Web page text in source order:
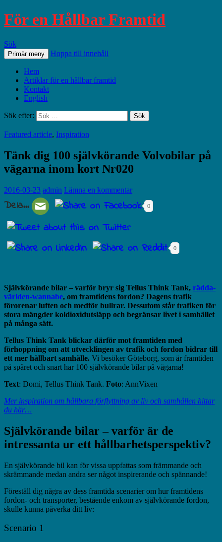
För en Hållbar Framtid
Sök
Primär meny Hoppa till innehåll
Hem
Artiklar för en hållbar framtid
Kontakt
English
Sök efter:
Featured article, Inspiration
Tänk dig 100 självkörande Volvobilar på
vägarna inom kort Nr020
2016-03-23 admin Lämna en kommentar
Dela... 0
0
Självkörande bilar – varför bryr sig Tellus Think Tank, rädda-
världen-wannabe, om framtidens fordon? Dagens trafik
förorenar luften och medför bullrar. Dessutom står trafiken för
stora mängder koldioxidutsläpp och begränsar livet i samhället
på många sätt.
Tellus Think Tank blickar därför mot framtiden med
förhoppning om att utvecklingen av trafik och fordon bidrar till
ett mer hållbart samhälle. Vi besöker Göteborg, som är framtiden
på spåret och snart har 100 självkörande bilar på vägarna!
Text: Domi, Tellus Think Tank. Foto: AnnVixen
Mer inspiration om hållbara förflyttning av liv och samhällen hittar
du här…
Självkörande bilar – varför är de
intressanta ur ett hållbarhetsperspektiv?
En självkörande bil kan för vissa uppfattas som främmande och
skrämmande medan andra ser något inspirerande och spännande!
Föreställ dig några av dess framtida scenarier om hur framtidens
fordon- och transporter, bestående enkom av självkörande fordon,
skulle kunna påverka ditt liv:
Scenario 1